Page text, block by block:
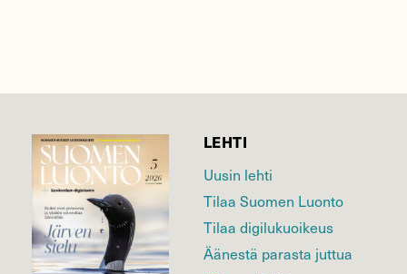
LEHTI
Uusin lehti
Tilaa Suomen Luonto
Tilaa digilukuoikeus
Äänestä parasta juttua